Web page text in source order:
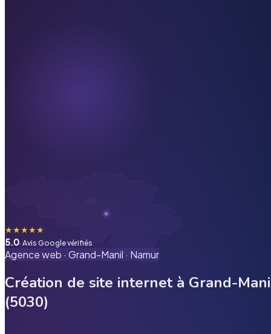
★★★★★
5.0· Avis Google vérifiés
Agence web · Grand-Manil · Namur
Création de site internet à Grand-
(5030)